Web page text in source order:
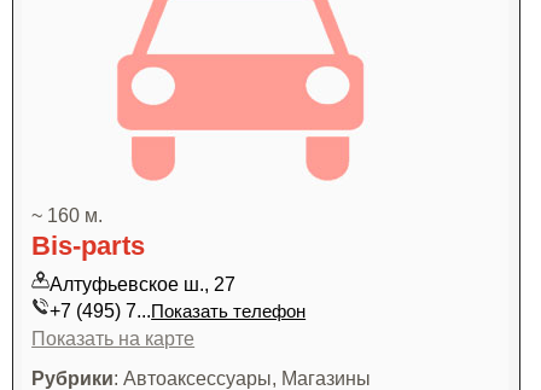
~ 160 м.
Bis-parts
Алтуфьевское ш., 27
+7 (495) 7...Показать телефон
Показать на карте
Рубрики: Автоаксессуары, Магазины